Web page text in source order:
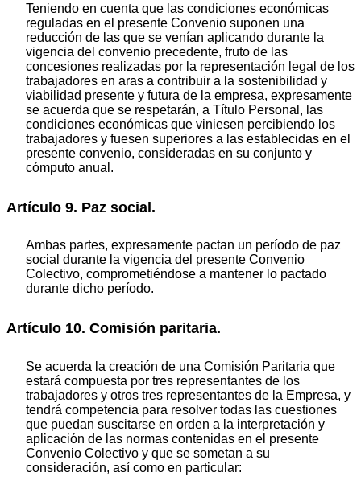
Teniendo en cuenta que las condiciones económicas
reguladas en el presente Convenio suponen una
reducción de las que se venían aplicando durante la
vigencia del convenio precedente, fruto de las
concesiones realizadas por la representación legal de los
trabajadores en aras a contribuir a la sostenibilidad y
viabilidad presente y futura de la empresa, expresamente
se acuerda que se respetarán, a Título Personal, las
condiciones económicas que viniesen percibiendo los
trabajadores y fuesen superiores a las establecidas en el
presente convenio, consideradas en su conjunto y
cómputo anual.
Artículo 9. Paz social.
Ambas partes, expresamente pactan un período de paz
social durante la vigencia del presente Convenio
Colectivo, comprometiéndose a mantener lo pactado
durante dicho período.
Artículo 10. Comisión paritaria.
Se acuerda la creación de una Comisión Paritaria que
estará compuesta por tres representantes de los
trabajadores y otros tres representantes de la Empresa, y
tendrá competencia para resolver todas las cuestiones
que puedan suscitarse en orden a la interpretación y
aplicación de las normas contenidas en el presente
Convenio Colectivo y que se sometan a su
consideración, así como en particular: